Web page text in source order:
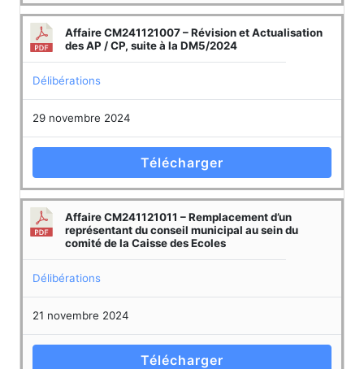
Affaire CM241121007 – Révision et Actualisation
des AP / CP, suite à la DM5/2024
Délibérations
29 novembre 2024
Télécharger
Affaire CM241121011 – Remplacement d’un
représentant du conseil municipal au sein du
comité de la Caisse des Ecoles
Délibérations
21 novembre 2024
Télécharger